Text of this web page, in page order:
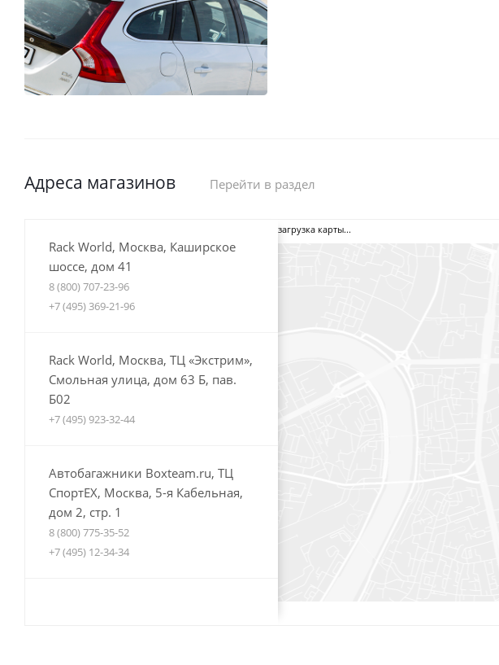
Адреса магазинов Перейти в раздел
Rack World, Москва, Каширское
шоссе, дом 41
8 (800) 707-23-96
+7 (495) 369-21-96
Rack World, Москва, ТЦ «Экстрим»,
Смольная улица, дом 63 Б, пав.
Б02
+7 (495) 923-32-44
Автобагажники Boxteam.ru, ТЦ
СпортЕХ, Москва, 5-я Кабельная,
дом 2, стр. 1
8 (800) 775-35-52
+7 (495) 12-34-34
загрузка карты...